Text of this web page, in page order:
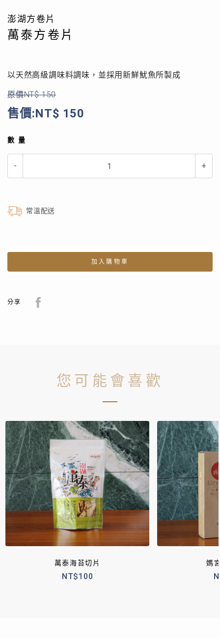
澎湖方卷片
萬泰方卷片
以天然高級調味料調味，並採用新鮮魷魚所製成
原價NT$ 150
售價:NT$ 150
數量
- +
常溫配送
加入購物車
分享
您可能會喜歡
萬泰海苔切片
NT$100
媽